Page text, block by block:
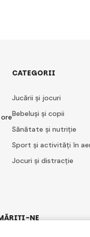
CATEGORII
Jucării și jocuri
Bebeluși și copii
Sănătate și nutriție
Sport și activități în
Jocuri și distracție
NE